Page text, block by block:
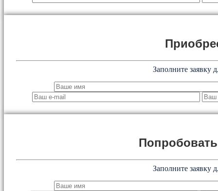
Заполните заявку
Заполните заявку